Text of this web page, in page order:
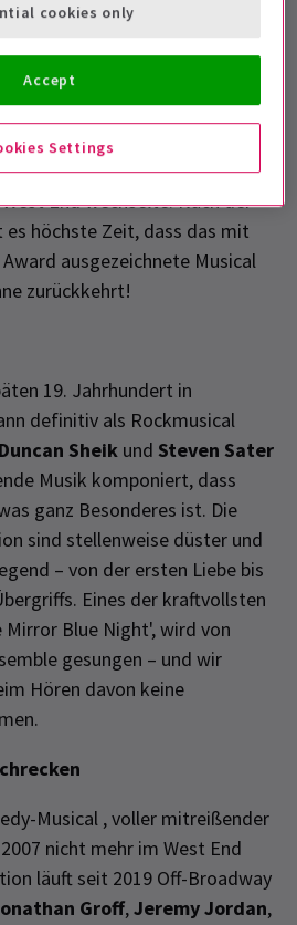
liefLin Manuel Mirandas
Washington Heights 2014 am
mit begeisterten Kritiken, bevor
End wechselte. Nach der
höchste Zeit, dass das mit
ausgezeichnete Musical
zurückkehrt!
19. Jahrhundert in
definitiv als Rockmusical
Duncan Sheik und Steven Sater
Musik komponiert, dass
ganz Besonderes ist. Die
sind stellenweise düster und
– von der ersten Liebe bis
Eines der kraftvollsten
Mirror Blue Night', wird von
gesungen – und wir
Hören davon keine
Musical , voller mitreißender
nicht mehr im West End
läuft seit 2019 Off-Broadway
Groff,Jeremy Jordan,
Settings
cookies only
Accept